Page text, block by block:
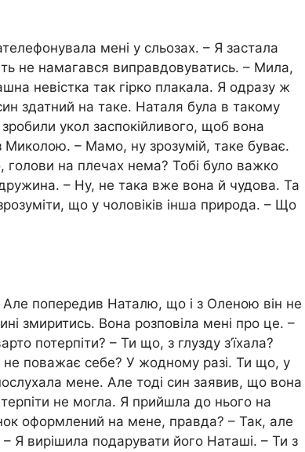
мені у сльозах. – Я застала
не намагався виправдовуватись. – Мила,
невістка так гірко плакала. Я одразу ж
здатний на таке. Наталя була в такому
укол заспокійливого, щоб вона
Миколою. – Мамо, ну зрозумій, таке буває.
на плечах нема? Тобі було важко
– Ну, не така вже вона й чудова. Та
що у чоловіків інша природа. – Що
Але попередив Наталю, що і з Оленою він не
змиритись. Вона розповіла мені про це. –
потерпіти? – Ти що, з глузду з’їхала?
не поважає себе? У жодному разі. Ти що, у
мене. Але тоді син заявив, що вона
не могла. Я прийшла до нього на
оформлений на мене, правда? – Так, але
Я вирішила подарувати його Наташі. – Ти з